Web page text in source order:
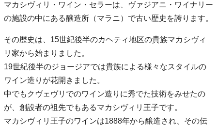
マカシヴィリ・ワイン・セラーは、ヴァジアニ・ワイナリー
の施設の中にある醸造所（マラニ）で古い歴史を誇ります。
その歴史は、15世紀後半のカヘティ地区の貴族マカシヴィ
リ家から始まりました。
19世紀後半のジョージアでは貴族による様々なスタイルの
ワイン造りが花開きました。
中でもクヴェヴリでのワイン造りに秀でた技術をみせたの
が、創設者の祖先でもあるマカシヴィリ王子です。
マカシヴィリ王子のワインは1888年から醸造され、その伝